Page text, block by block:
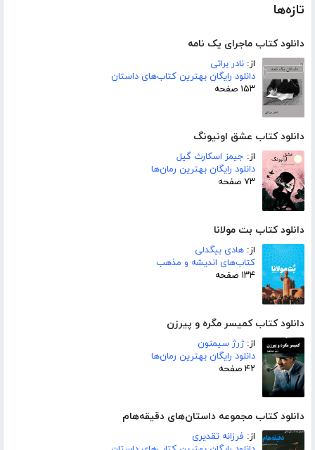
تازه‌ها
دانلود کتاب ماجرای یک نامه
از: نادر براتی
دانلود رایگان بهترین کتاب‌های داستان
۱۵۳ صفحه
دانلود کتاب عشق اونیونگ
از: جیمز اسکارث گیل
دانلود رایگان بهترین رمان‌ها
۷۳ صفحه
دانلود کتاب بت مولانا
از: هادی بیگدلی
کتاب‌های اندیشه و مذهب
۱۳۴ صفحه
دانلود کتاب کمیسر مگره و پیرزن
از:ژرژ سیمنون
دانلود رایگان بهترین رمان‌ها
۴۲ صفحه
دانلود کتاب مجموعه داستان‌های دقیقه‌هام
از: فرزانه تقدیری